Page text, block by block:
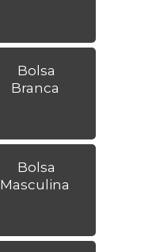
Bolsa
Branca
Bolsa
Masculina